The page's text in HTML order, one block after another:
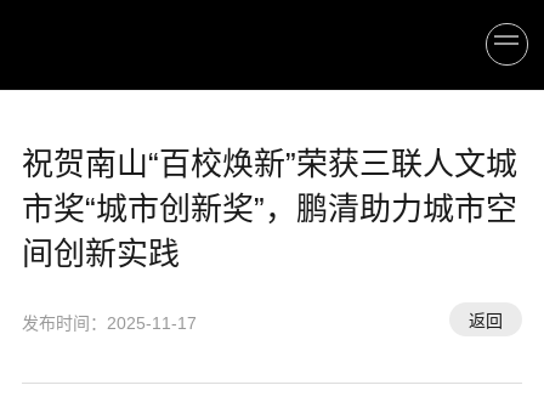
祝贺南山“百校焕新”荣获三联人文城
市奖“城市创新奖”，鹏清助力城市空
间创新实践
发布时间：2025-11-17 返回